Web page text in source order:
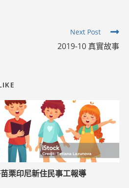
Next Post
2019-10 真實故事
栗印尼新住民事工報導